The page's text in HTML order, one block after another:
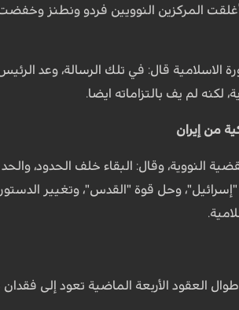
الاسلامية قال: في تلك الرسالة، وعد
لكنه لم يف بالتزاماته ايضا.
من إيران
النووية، وقال: البقاء خلف الحدود،
وحل قوة "القدس"، وتغيير
طوال العقود الأربعة الماضية تعود إلى